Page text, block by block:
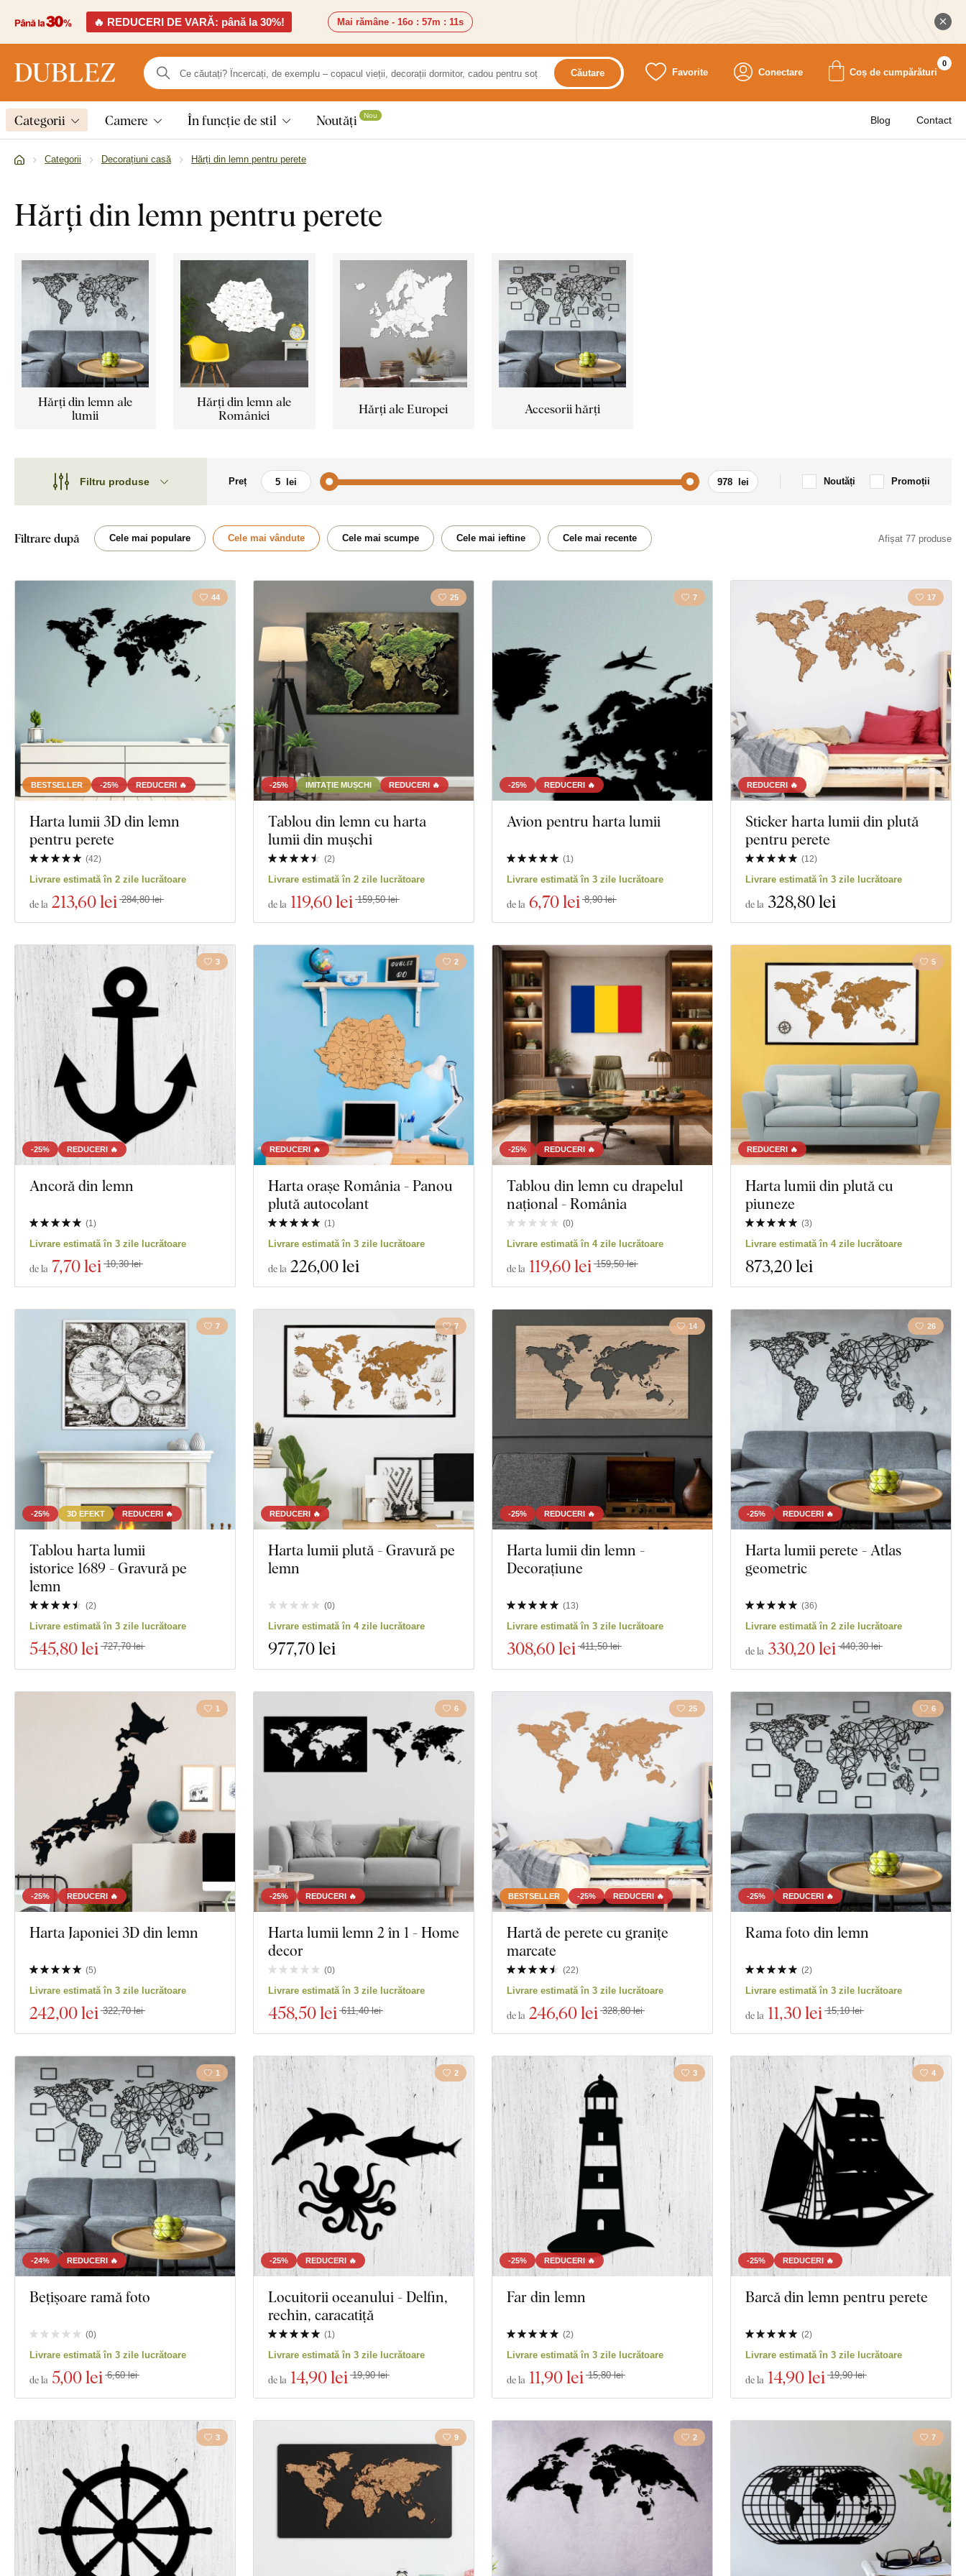
🔥 REDUCERI DE VARĂ: până la 30%! Mai rămâne - 16o : 57m : 9s
Căutare Favorite Conectare Coș de cumpărături
0
Categorii Camere În funcție de stil Noutăți Nou Blog Contact
Categorii Decorațiuni casă Hărți din lemn pentru perete
Hărți din lemn pentru perete
Hărți din lemn ale
lumii
Hărți din lemn ale
României
Hărți ale Europei Accesorii hărți
Filtru produse
Motiv
Locație
Orientare
Culoare
Text propriu
Tehnologia producției
Exclusivitate
Adâncime
Preț Noutăți Promoții
Motiv
Călătorie
Film
Vizualizare 77 produse Închidere filtrul
Filtrare după Cele mai populare Cele mai vândute Cele mai scumpe Cele mai ieftine Cele mai recente Afișat 77 produse
BESTSELLER -25% REDUCERI 🔥
44
Harta lumii 3D din lemn
pentru perete
(42)
Livrare estimată în 2 zile lucrătoare
de la 213,60 lei 284,80 lei
-25% IMITAȚIE MUȘCHI REDUCERI 🔥
25
Tablou din lemn cu harta
lumii din mușchi
(2)
Livrare estimată în 2 zile lucrătoare
de la 119,60 lei 159,50 lei
-25% REDUCERI 🔥
7
Avion pentru harta lumii
(1)
Livrare estimată în 3 zile lucrătoare
de la 6,70 lei 8,90 lei
REDUCERI 🔥
17
Sticker harta lumii din plută
pentru perete
(12)
Livrare estimată în 3 zile lucrătoare
de la 328,80 lei
-25% REDUCERI 🔥
3
Ancoră din lemn
(1)
Livrare estimată în 3 zile lucrătoare
de la 7,70 lei 10,30 lei
REDUCERI 🔥
2
Harta orașe România - Panou
plută autocolant
(1)
Livrare estimată în 3 zile lucrătoare
de la 226,00 lei
-25% REDUCERI 🔥
Tablou din lemn cu drapelul
național - România
(0)
Livrare estimată în 4 zile lucrătoare
de la 119,60 lei 159,50 lei
REDUCERI 🔥
5
Harta lumii din plută cu
piuneze
(3)
Livrare estimată în 4 zile lucrătoare
873,20 lei
-25% 3D EFEKT REDUCERI 🔥
7
Tablou harta lumii
istorice 1689 - Gravură pe
lemn
(2)
Livrare estimată în 3 zile lucrătoare
545,80 lei 727,70 lei
REDUCERI 🔥
7
Harta lumii plută - Gravură pe
lemn
(0)
Livrare estimată în 4 zile lucrătoare
977,70 lei
-25% REDUCERI 🔥
14
Harta lumii din lemn -
Decorațiune
(13)
Livrare estimată în 3 zile lucrătoare
308,60 lei 411,50 lei
-25% REDUCERI 🔥
26
Harta lumii perete - Atlas
geometric
(36)
Livrare estimată în 2 zile lucrătoare
de la 330,20 lei 440,30 lei
-25% REDUCERI 🔥
1
Harta Japoniei 3D din lemn
(5)
Livrare estimată în 3 zile lucrătoare
242,00 lei 322,70 lei
-25% REDUCERI 🔥
6
Harta lumii lemn 2 în 1 - Home
decor
(0)
Livrare estimată în 3 zile lucrătoare
458,50 lei 611,40 lei
BESTSELLER -25% REDUCERI 🔥
25
Hartă de perete cu granițe
marcate
(22)
Livrare estimată în 3 zile lucrătoare
de la 246,60 lei 328,80 lei
-25% REDUCERI 🔥
6
Rama foto din lemn
(2)
Livrare estimată în 3 zile lucrătoare
de la 11,30 lei 15,10 lei
-24% REDUCERI 🔥
1
Bețișoare ramă foto
(0)
Livrare estimată în 3 zile lucrătoare
de la 5,00 lei 6,60 lei
-25% REDUCERI 🔥
2
Locuitorii oceanului - Delfin,
rechin, caracatiță
(1)
Livrare estimată în 3 zile lucrătoare
de la 14,90 lei 19,90 lei
-25% REDUCERI 🔥
3
Far din lemn
(2)
Livrare estimată în 3 zile lucrătoare
de la 11,90 lei 15,80 lei
-25% REDUCERI 🔥
4
Barcă din lemn pentru perete
(2)
Livrare estimată în 3 zile lucrătoare
de la 14,90 lei 19,90 lei
3 9 2 7